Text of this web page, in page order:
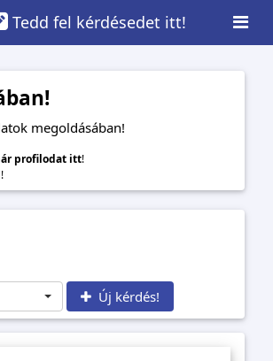
Tedd fel kérdésedet itt!
megoldásában!
profilodat itt!
!
Új kérdés!